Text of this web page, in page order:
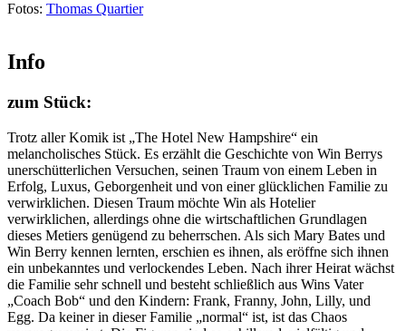
Fotos: Thomas Quartier
Info
zum Stück:
Trotz aller Komik ist „The Hotel New Hampshire“ ein
melancholisches Stück. Es erzählt die Geschichte von Win Berrys
unerschütterlichen Versuchen, seinen Traum von einem Leben in
Erfolg, Luxus, Geborgenheit und von einer glücklichen Familie zu
verwirklichen. Diesen Traum möchte Win als Hotelier
verwirklichen, allerdings ohne die wirtschaftlichen Grundlagen
dieses Metiers genügend zu beherrschen. Als sich Mary Bates und
Win Berry kennen lernten, erschien es ihnen, als eröffne sich ihnen
ein unbekanntes und verlockendes Leben. Nach ihrer Heirat wächst
die Familie sehr schnell und besteht schließlich aus Wins Vater
„Coach Bob“ und den Kindern: Frank, Franny, John, Lilly, und
Egg. Da keiner in dieser Familie „normal“ ist, ist das Chaos